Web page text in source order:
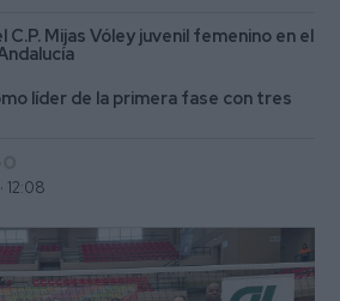
Mijas Vóley juvenil femenino en el
líder de la primera fase con tres
12:08